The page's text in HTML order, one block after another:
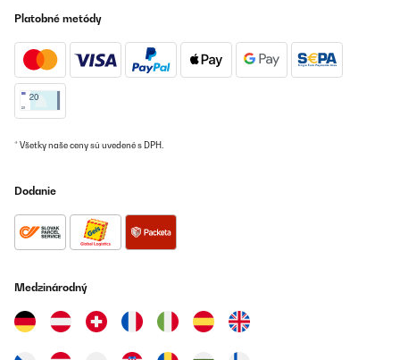
21/07/2025
Wir haben die Schmatzfatz Thermosflasche für unseren Sohn
gekauft – für den Kindergarten, Ausflüge und Alltag. Insgesamt
sind wir sehr zufrieden. Design & Handhabung: Die Flasche ist
bedienen und verhindert, dass die Flasche versehentlich aufgeht.
keine unangenehmen Gerüche oder Geschmacksveränderungen.
Auslaufsicherheit: Im Normalgebrauch ist die Flasche dicht. Wird
sie jedoch zu stark geschüttelt oder auf den Kopf gestellt, kann
Für normale Schul- oder Kindergarten-Tage ist sie aber absolut
ausreichend. Reinigung: Die Flasche lässt sich leicht
auseinanderbauen und gut reinigen. Es gibt keine schwer
zugänglichen Ecken. Für die Spülmaschine wird sie zwar nicht
Alltagstauglichkeit: Sie hat schon ein paar Stürze überstanden –
Platobné metódy
* Všetky naše ceny sú uvedené s DPH.
Dodanie
Medzinárodný